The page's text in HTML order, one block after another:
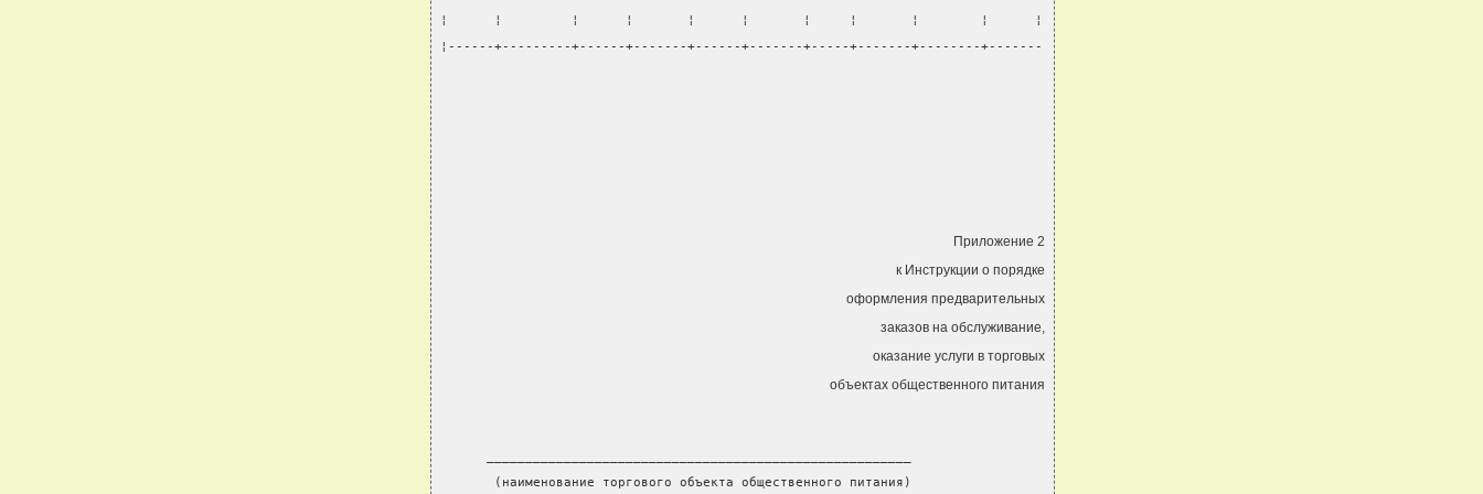
¦      ¦         ¦      ¦       ¦      ¦       ¦     ¦       ¦        ¦      ¦
¦------+---------+------+-------+------+-------+-----+-------+--------+-------
Приложение 2
к Инструкции о порядке
оформления предварительных
заказов на обслуживание,
оказание услуги в торговых
объектах общественного питания
       (наименование торгового объекта общественного питания)